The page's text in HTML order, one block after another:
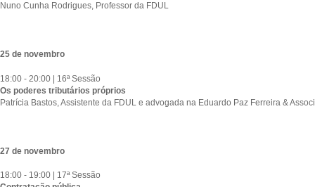
Nuno Cunha Rodrigues, Professor da FDUL
25 de novembro
18:00 - 20:00 | 16ª Sessão
Os poderes tributários próprios
Patrícia Bastos, Assistente da FDUL e advogada na Eduardo Paz Ferreira &
27 de novembro
18:00 - 19:00 | 17ª Sessão